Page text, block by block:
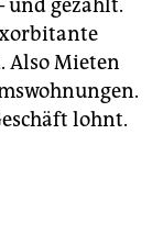
und gezahlt.
Also Mieten
lohnt.